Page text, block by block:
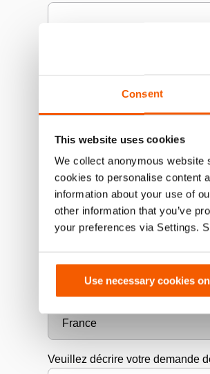
Consent
This website uses cookies
We collect anonymous
cookies to personalise content
information about your use of
other information that you’ve
your preferences via Settings.
Use necessary cookies
E-mail*
Numéro de téléphone*
Ville
Pays
Veuillez décrire votre demande